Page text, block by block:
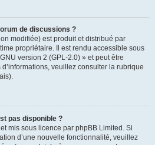
de discussions ?
modifiée) est produit et distribué par
propriétaire. Il est rendu accessible sous
version 2 (GPL-2.0) » et peut être
veuillez consulter la rubrique
pas disponible ?
mis sous licence par phpBB Limited. Si
d’une nouvelle fonctionnalité, veuillez